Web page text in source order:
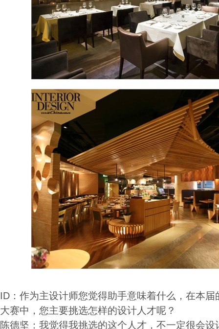
ID：作为主设计师您觉得助手意味着什么，在本届
大赛中，您主要挑选怎样的设计人才呢？
陈德坚：我觉得我挑选的这个人才，不一定很会